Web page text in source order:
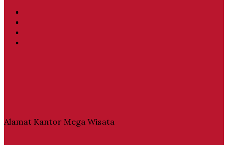
Alamat Kantor Mega Wisata